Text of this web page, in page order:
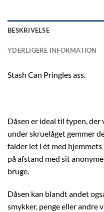
BESKRIVELSE
YDERLIGERE INFORMATION
Stash Can Pringles ass.
Dåsen er ideal til typen,
under skruelåget gemmer
falder let i ét med
på afstand med sit
bruge.
Dåsen kan blandt andet
smykker, penge eller andre